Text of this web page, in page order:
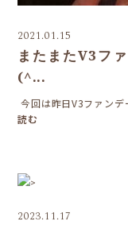
2021.01.15
またまたV3フ
(^...
今回は昨日V3ファン
読む
>
2023.11.17